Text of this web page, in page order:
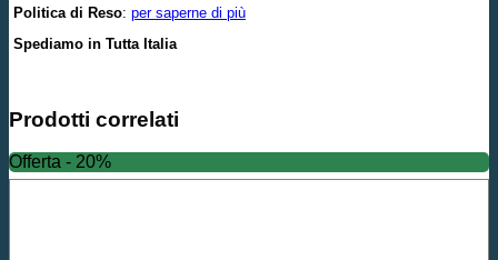
Politica di Reso: per saperne di più
Spediamo in Tutta Italia
Prodotti correlati
Offerta - 20%